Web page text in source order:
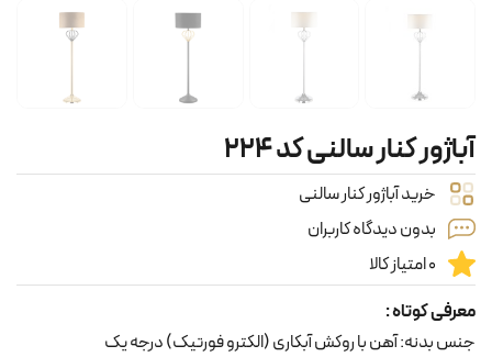
آباژور کنار سالنی کد ۲۲۴
خرید آباژور کنار سالنی
بدون دیدگاه کاربران
0 امتیاز کالا
معرفی کوتاه :
جنس بدنه: آهن با روکش آبکاری (الکترو فورتیک) درجه یک